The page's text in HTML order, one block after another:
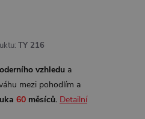
TY 216
vzhledu a
mezi pohodlím a
60 měsíců. Detailní